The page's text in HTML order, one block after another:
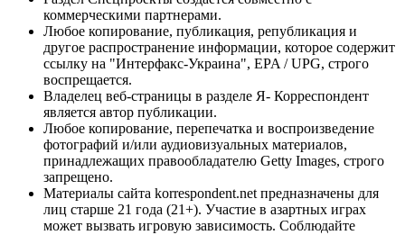
коммерческими партнерами.
Любое копирование, публикация, републикация и
другое распространение информации, которое содержит
ссылку на "Интерфакс-Украина", EPA / UPG, строго
воспрещается.
Владелец веб-страницы в разделе Я- Корреспондент
является автор публикации.
Любое копирование, перепечатка и воспроизведение
фотографий и/или аудиовизуальных материалов,
принадлежащих правообладателю Getty Images, строго
запрещено.
Материалы сайта korrespondent.net предназначены для
лиц старше 21 года (21+). Участие в азартных играх
может вызвать игровую зависимость. Соблюдайте